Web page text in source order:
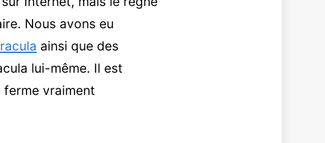
Nous avons eu
ainsi que des
lui-même. Il est
ferme vraiment